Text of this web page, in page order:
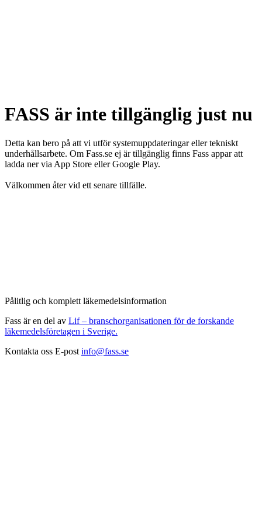
FASS är inte tillgänglig just nu
Detta kan bero på att vi utför systemuppdateringar eller tekniskt
underhållsarbete. Om Fass.se ej är tillgänglig finns Fass appar att
ladda ner via App Store eller Google Play.
Välkommen åter vid ett senare tillfälle.
Pålitlig och komplett läkemedelsinformation
Fass är en del av Lif – branschorganisationen för de forskande
läkemedelsföretagen i Sverige.
Kontakta oss E-post info@fass.se